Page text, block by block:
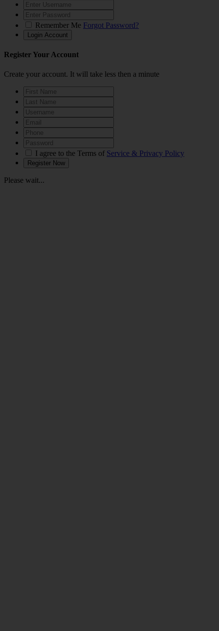
Remember Me Forgot Password?
Register Your Account
Create your account. It will take less then a minute
I agree to the Terms of Service & Privacy Policy
Please wait...